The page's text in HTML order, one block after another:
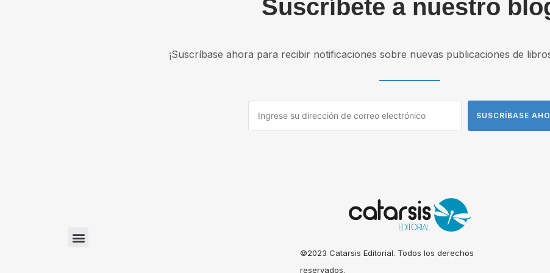
Suscríbete a nuestro
¡Suscríbase ahora para recibir notificaciones sobre nuevas publicaciones de
SUSCRÍBASE
©2023 Catarsis Editorial. Todos los derechos
reservados.